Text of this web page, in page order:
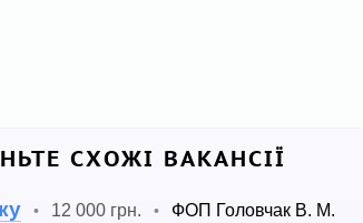
СХОЖІ ВАКАНСІЇ
• 12 000 грн. •
ФОП Головчак В. М.